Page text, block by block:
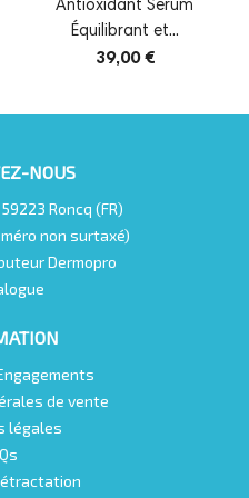
nutritif. Un beurre
parfait entre
Antioxidant Sérum
Équilibrant et...
39,00 €
NOUS
Roncq (FR)
non surtaxé)
Dermopro
de vente
légales